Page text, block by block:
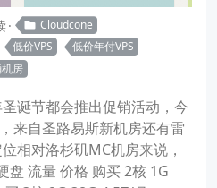
Cloudcone
低价VPS
低价年付VPS
房
诞节都会推出促销活动，今
来自圣路易斯新机房还有雷
相对洛杉矶MC机房来说，
盘 流量 价格 购买 2核 1G